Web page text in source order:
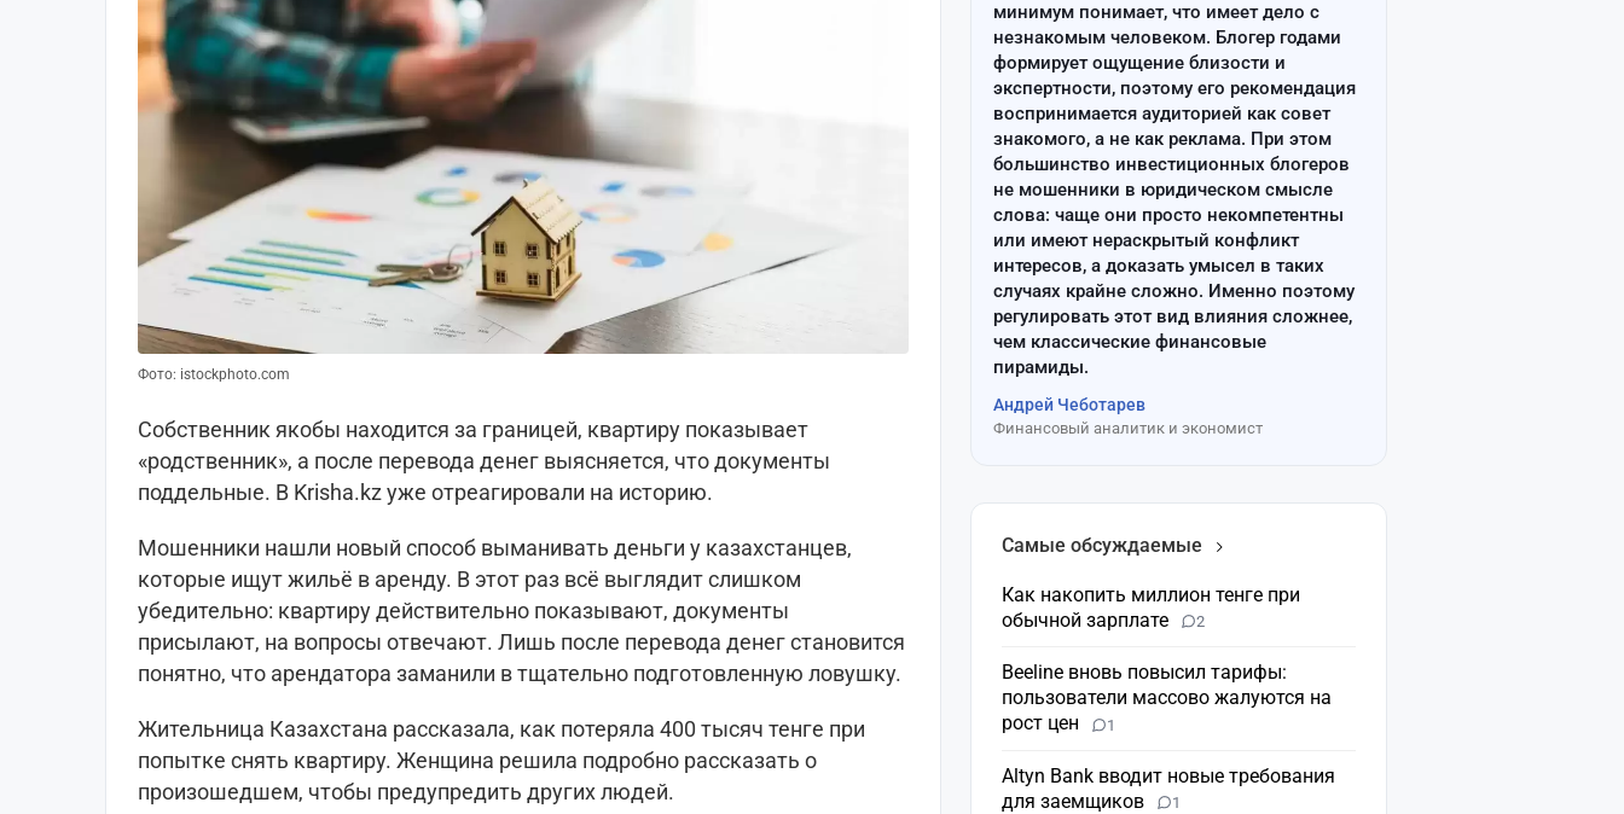
Фото: istockphoto.com
Собственник якобы находится за границей, квартиру показывает
«родственник», а после перевода денег выясняется, что документы
поддельные. В Krisha.kz уже отреагировали на историю.
Мошенники нашли новый способ выманивать деньги у казахстанцев,
которые ищут жильё в аренду. В этот раз всё выглядит слишком
убедительно: квартиру действительно показывают, документы
присылают, на вопросы отвечают. Лишь после перевода денег становится
понятно, что арендатора заманили в тщательно подготовленную ловушку.
Жительница Казахстана рассказала, как потеряла 400 тысяч тенге при
попытке снять квартиру. Женщина решила подробно рассказать о
произошедшем, чтобы предупредить других людей.
минимум понимает, что имеет дело с
незнакомым человеком. Блогер годами
формирует ощущение близости и
экспертности, поэтому его рекомендация
воспринимается аудиторией как совет
знакомого, а не как реклама. При этом
большинство инвестиционных блогеров
не мошенники в юридическом смысле
слова: чаще они просто некомпетентны
или имеют нераскрытый конфликт
интересов, а доказать умысел в таких
случаях крайне сложно. Именно поэтому
регулировать этот вид влияния сложнее,
чем классические финансовые
пирамиды.
Андрей Чеботарев
Финансовый аналитик и экономист
Самые обсуждаемые
Как накопить миллион тенге при
обычной зарплате
2
Beeline вновь повысил тарифы:
пользователи массово жалуются на
рост цен
1
Altyn Bank вводит новые требования
для заемщиков
1